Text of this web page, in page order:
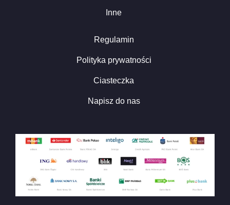
Inne
Regulamin
Polityka prywatności
Ciasteczka
Napisz do nas